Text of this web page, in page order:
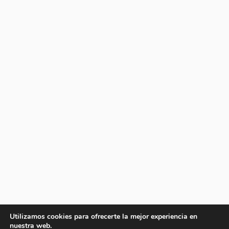
Utilizamos cookies para ofrecerte la mejor experiencia en
nuestra web.